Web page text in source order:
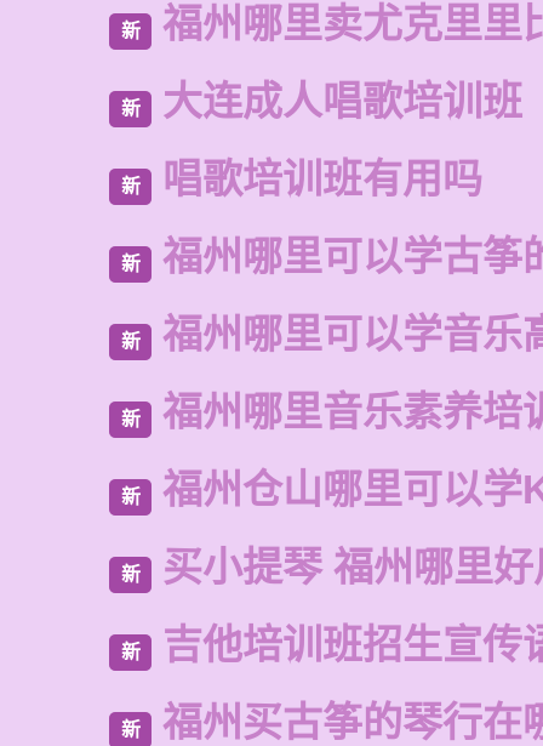
新 福州哪里卖尤克里里
新 大连成人唱歌培训班
新 唱歌培训班有用吗
新 福州哪里可以学古筝
新 福州哪里可以学音乐
新 福州哪里音乐素养培
新 福州仓山哪里可以学
新 买小提琴 福州哪里
新 吉他培训班招生宣传
新 福州买古筝的琴行在